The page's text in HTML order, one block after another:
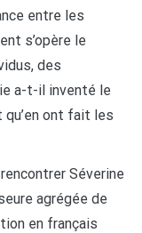
entre les
s’opère le
des
a-t-il inventé le
ont fait les
Séverine
agrégée de
en français